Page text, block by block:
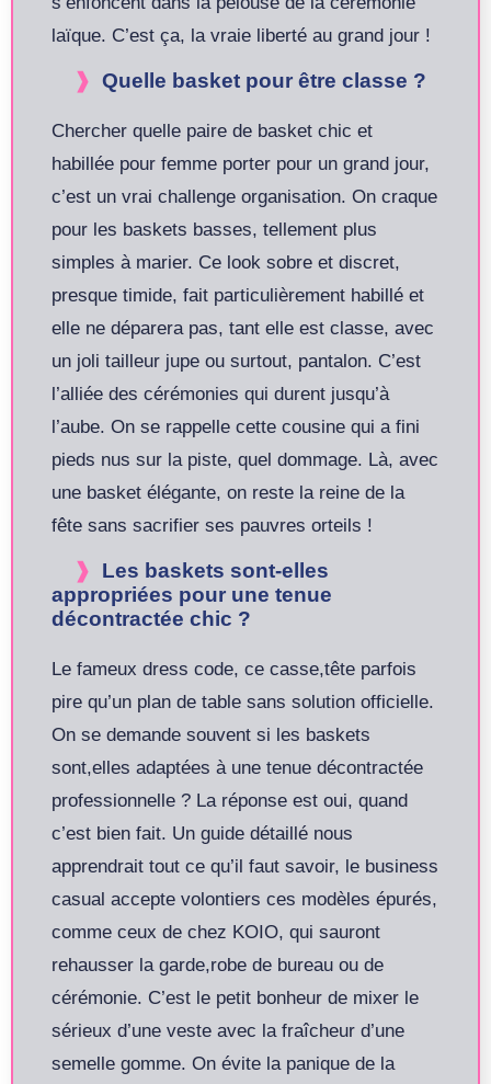
laïque. C’est ça, la vraie liberté au grand jour !
Quelle basket pour être classe ?
Chercher quelle paire de basket chic et
habillée pour femme porter pour un grand jour,
c’est un vrai challenge organisation. On craque
pour les baskets basses, tellement plus
simples à marier. Ce look sobre et discret,
presque timide, fait particulièrement habillé et
elle ne déparera pas, tant elle est classe, avec
un joli tailleur jupe ou surtout, pantalon. C’est
l’alliée des cérémonies qui durent jusqu’à
l’aube. On se rappelle cette cousine qui a fini
pieds nus sur la piste, quel dommage. Là, avec
une basket élégante, on reste la reine de la
fête sans sacrifier ses pauvres orteils !
Les baskets sont-elles
appropriées pour une tenue
décontractée chic ?
Le fameux dress code, ce casse,tête parfois
pire qu’un plan de table sans solution officielle.
On se demande souvent si les baskets
sont,elles adaptées à une tenue décontractée
professionnelle ? La réponse est oui, quand
c’est bien fait. Un guide détaillé nous
apprendrait tout ce qu’il faut savoir, le business
casual accepte volontiers ces modèles épurés,
comme ceux de chez KOIO, qui sauront
rehausser la garde,robe de bureau ou de
cérémonie. C’est le petit bonheur de mixer le
sérieux d’une veste avec la fraîcheur d’une
semelle gomme. On évite la panique de la